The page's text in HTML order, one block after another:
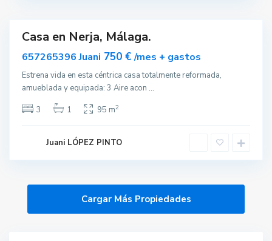
Casa en Nerja, Málaga.
657265396 Juani 750 €/mes + gastos
Estrena vida en esta céntrica casa totalmente reformada,
amueblada y equipada: 3 Aire acon ...
3
1 95 m2
Juani LÓPEZ PINTO